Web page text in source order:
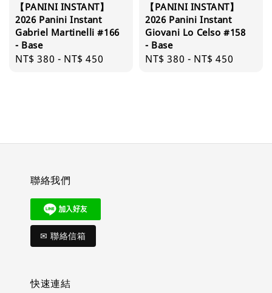
【PANINI INSTANT】
2026 Panini Instant
Gabriel Martinelli #166
- Base
Regular
NT$ 380 - NT$ 450
【PANINI INSTANT】
2026 Panini Instant
Giovani Lo Celso #158
- Base
Regular
NT$ 380 - NT$ 450
聯絡我們
✉ 聯絡信箱
快速連結